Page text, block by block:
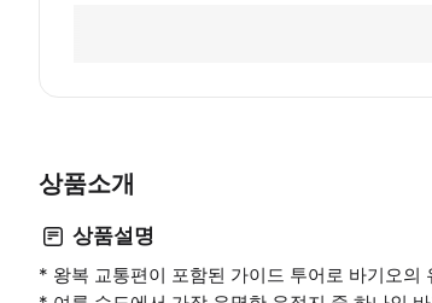
상품소개
상품설명
* 왕복 교통편이 포함된 가이드 투어로 바기오의